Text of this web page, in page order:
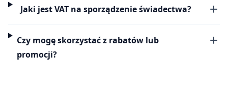
Jaki jest VAT na sporządzenie świadectwa?
Czy mogę skorzystać z rabatów lub
promocji?